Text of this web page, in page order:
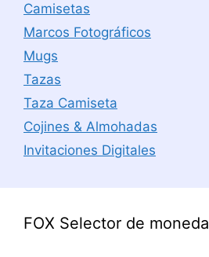
Camisetas
Marcos Fotográficos
Mugs
Tazas
Taza Camiseta
Cojines & Almohadas
Invitaciones Digitales
FOX Selector de moneda